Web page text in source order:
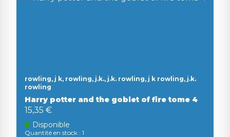
rowling, j k, rowling, j.k., j.k. rowling, j k rowling, j.k.
rowling
Harry potter and the goblet of fire tome 4
15,35 €
Disponible
Quantité en stock : 1